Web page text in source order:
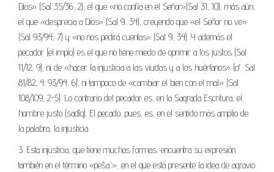
Dios» (Sal 35/36, 2), el que «no confía en el Señor»(Sal 31, 10), más aún,
el que «desprecia a Dios» (Sal 9, 34), creyendo que «el Señor no ve»
(Sal 93/94, 7) y «no nos pedirá cuentas» (Sal 9, 34). Y además el
pecador (el impío) es el que no tiene miedo de oprimir a los justos (Sal
11/12, 9), ni de «hacer la injusticia a las viudas y a los huérfanos» (cf. Sal
81/82, 4; 93/94, 6), ni tampoco de «cambiar el bien con el mal» (Sal
108/109, 2-5). Lo contrario del pecador es, en la Sagrada Escritura, el
hombre justo (sadîq). El pecado, pues, es, en el sentido más amplio de
la palabra, la injusticia.
3. Esta injusticia, que tiene muchas formas, encuentra su expresión
también en el término «peša´», en el que está presente la idea de agravio